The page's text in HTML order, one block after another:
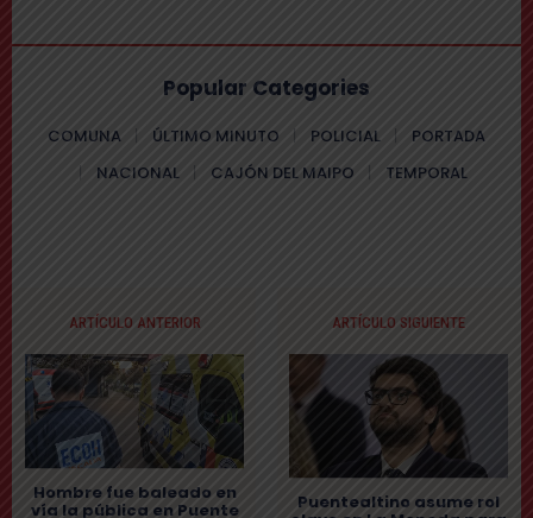
Popular Categories
COMUNA ÚLTIMO MINUTO POLICIAL
PORTADA
NACIONAL
CAJÓN DEL MAIPO TEMPORAL
ARTÍCULO ANTERIOR
Hombre fue baleado en
vía la pública en Puente
ARTÍCULO SIGUIENTE
Puentealtino asume rol